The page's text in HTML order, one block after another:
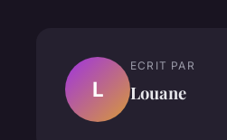
L
ECRIT PAR
Louane